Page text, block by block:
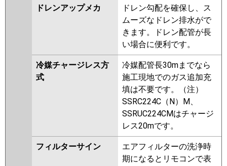
ドレンアップメカ
ドレン勾配を確保し、ス
ムーズなドレン排水がで
きます。ドレン配管が長
い場合に便利です。
冷媒チャージレス方
式
冷媒配管長30mまでなら
施工現地でのガス追加充
填は不要です。（注）
SSRC224C（N）M、
SSRUC224CMはチャージ
レス20mです。
フィルターサイン
エアフィルターの洗浄時
期になるとリモコンで表